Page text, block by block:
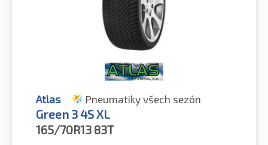
Atlas Pneumatiky všech sezón
Green 3 4S XL
165/70R13 83T